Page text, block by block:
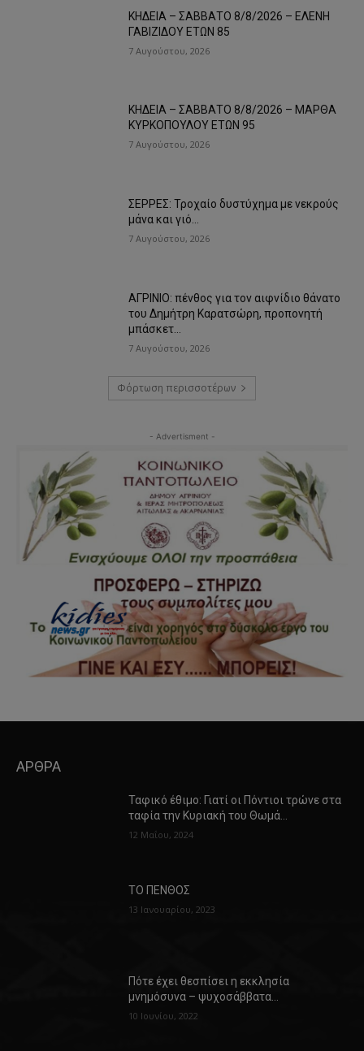
ΚΗΔΕΙΑ – ΣΑΒΒΑΤΟ 8/8/2026 – ΕΛΕΝΗ
ΓΑΒΙΖΙΔΟΥ ΕΤΩΝ 85
7 Αυγούστου, 2026
ΚΗΔΕΙΑ – ΣΑΒΒΑΤΟ 8/8/2026 – ΜΑΡΘΑ
ΚΥΡΚΟΠΟΥΛΟΥ ΕΤΩΝ 95
7 Αυγούστου, 2026
ΣΕΡΡΕΣ: Τροχαίο δυστύχημα με νεκρούς
μάνα και γιό…
7 Αυγούστου, 2026
ΑΓΡΙΝΙΟ: πένθος για τον αιφνίδιο θάνατο
του Δημήτρη Καρατσώρη, προπονητή
μπάσκετ…
7 Αυγούστου, 2026
Φόρτωση περισσοτέρων
- Advertisment -
ΑΡΘΡΑ
Ταφικό έθιμο: Γιατί οι Πόντιοι τρώνε στα
ταφία την Κυριακή του Θωμά…
12 Μαΐου, 2024
ΤΟ ΠΕΝΘΟΣ
13 Ιανουαρίου, 2023
Πότε έχει θεσπίσει η εκκλησία
μνημόσυνα – ψυχοσάββατα…
10 Ιουνίου, 2022